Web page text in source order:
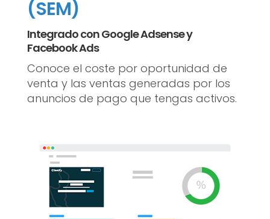
(SEM)
Integrado con Google Adsense y
Facebook Ads
Conoce el coste por oportunidad de
venta y las ventas generadas por los
anuncios de pago que tengas activos.